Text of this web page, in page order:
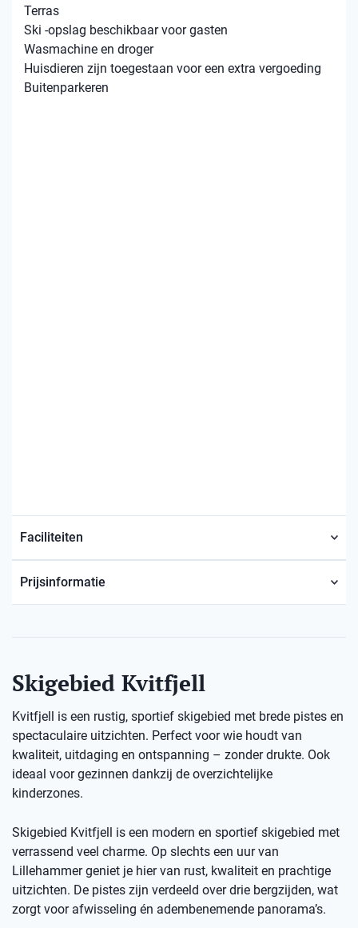
Terras
Ski -opslag beschikbaar voor gasten
Wasmachine en droger
Huisdieren zijn toegestaan ​​voor een extra vergoeding
Buitenparkeren
Faciliteiten
Prijsinformatie
Skigebied Kvitfjell
Kvitfjell is een rustig, sportief skigebied met brede pistes en
spectaculaire uitzichten. Perfect voor wie houdt van
kwaliteit, uitdaging en ontspanning – zonder drukte. Ook
ideaal voor gezinnen dankzij de overzichtelijke
kinderzones.
Skigebied Kvitfjell is een modern en sportief skigebied met
verrassend veel charme. Op slechts een uur van
Lillehammer geniet je hier van rust, kwaliteit en prachtige
uitzichten. De pistes zijn verdeeld over drie bergzijden, wat
zorgt voor afwisseling én adembenemende panorama’s.